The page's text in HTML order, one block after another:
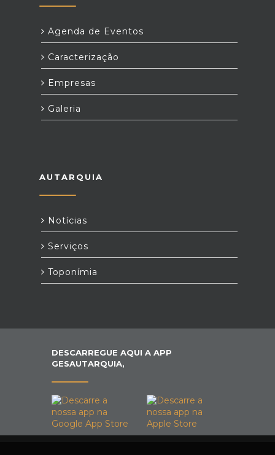
Agenda de Eventos
Caracterização
Empresas
Galeria
AUTARQUIA
Notícias
Serviços
Toponímia
DESCARREGUE AQUI A APP
GESAUTARQUIA,